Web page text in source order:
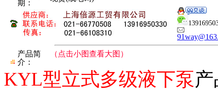
期：
产品简
介：
（点击小图查看大图）
KYL型立式多级液下泵